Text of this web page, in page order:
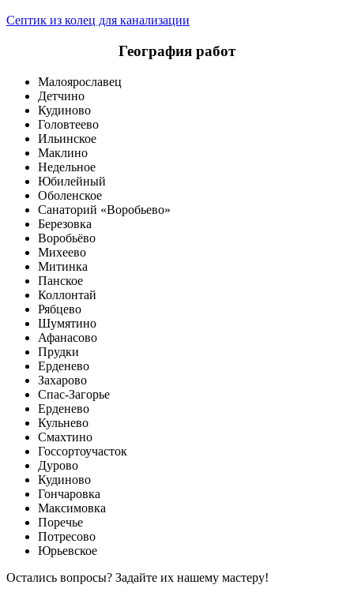
Септик из колец для канализации
География работ
Малоярославец
Детчино
Кудиново
Головтеево
Ильинское
Маклино
Недельное
Юбилейный
Оболенское
Санаторий «Воробьево»
Березовка
Воробьёво
Михеево
Митинка
Панское
Коллонтай
Рябцево
Шумятино
Афанасово
Прудки
Ерденево
Захарово
Спас-Загорье
Ерденево
Кульнево
Смахтино
Госсортоучасток
Дурово
Кудиново
Гончаровка
Максимовка
Поречье
Потресово
Юрьевское
Остались вопросы? Задайте их нашему мастеру!